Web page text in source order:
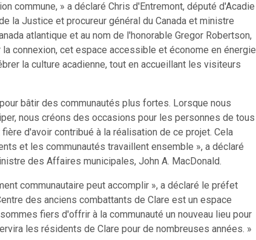
commune, » a déclaré Chris d'Entremont, député d'Acadie
la Justice et procureur général du Canada et ministre
atlantique et au nom de l'honorable Gregor Robertson,
connexion, cet espace accessible et économe en énergie
la culture acadienne, tout en accueillant les visiteurs
bâtir des communautés plus fortes. Lorsque nous
nous créons des occasions pour les personnes de tous
d'avoir contribué à la réalisation de ce projet. Cela
et les communautés travaillent ensemble », a déclaré
des Affaires municipales, John A. MacDonald.
communautaire peut accomplir », a déclaré le préfet
des anciens combattants de Clare est un espace
fiers d'offrir à la communauté un nouveau lieu pour
les résidents de Clare pour de nombreuses années. »